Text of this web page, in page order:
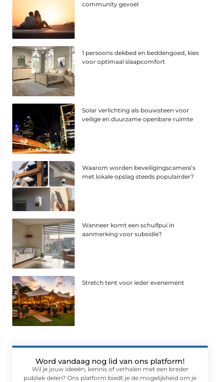
community gevoel
1 persoons dekbed en beddengoed, kies
voor optimaal slaapcomfort
Solar verlichting als bouwsteen voor
veilige en duurzame openbare ruimte
Waarom worden beveiligingscamera’s
met lokale opslag steeds populairder?
Wanneer komt een schuifpui in
aanmerking voor subsidie?
Stretch tent voor ieder evenement
Word vandaag nog lid van ons platform!
Wil je jouw ideeën, kennis of verhalen met een breder
publiek delen? Ons platform biedt je de mogelijkheid om je